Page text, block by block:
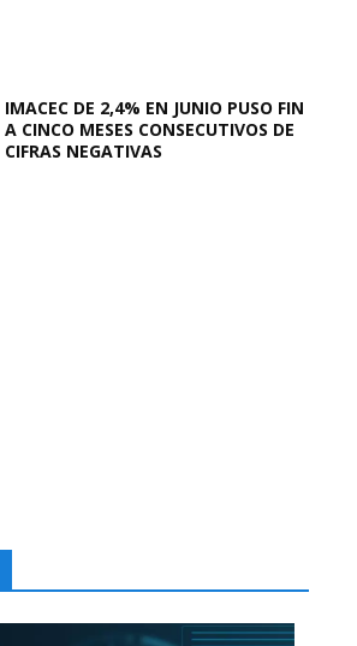
IMACEC DE 2,4% EN JUNIO PUSO FIN
A CINCO MESES CONSECUTIVOS DE
CIFRAS NEGATIVAS